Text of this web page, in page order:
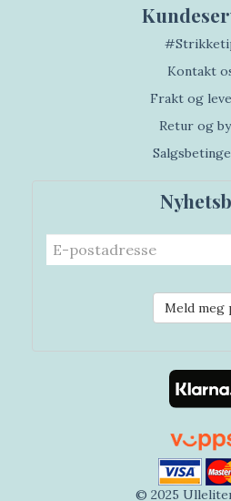
Kontakt
Frakt og
Retur og
Meld meg
© 2025